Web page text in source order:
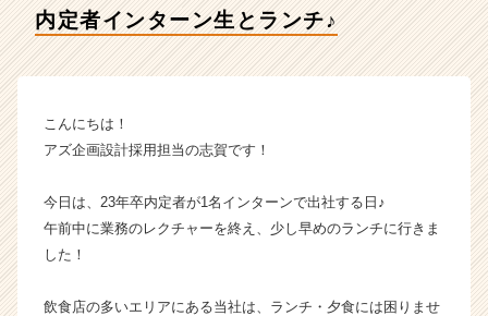
ン】
ー・
長
企
ら
内定者インターン生とランチ♪
こんにちは！
アズ企画設計採用担当の志賀です！
今日は、23年卒内定者が1名インターンで出社する日♪
午前中に業務のレクチャーを終え、少し早めのランチに行きま
した！
飲食店の多いエリアにある当社は、ランチ・夕食には困りませ